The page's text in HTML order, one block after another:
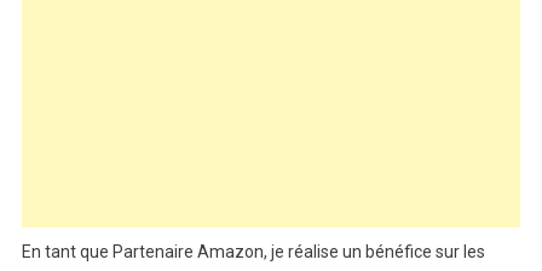
En tant que Partenaire Amazon, je réalise un bénéfice sur les